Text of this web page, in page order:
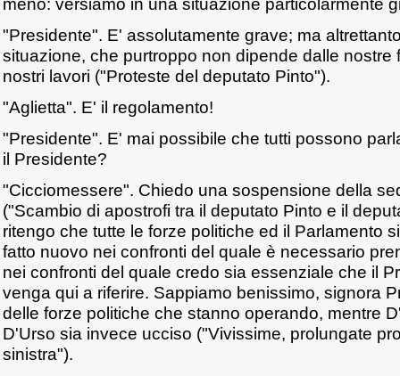
"Presidente". E' assolutamente grave; ma
situazione, che purtroppo non dipende dalle nostre
nostri lavori ("Proteste del deputato Pinto").
"Aglietta". E' il regolamento!
"Presidente". E' mai possibile che tutti possono
il Presidente?
"Cicciomessere". Chiedo una sospensione della
("Scambio di apostrofi tra il deputato Pinto e il
ritengo che tutte le forze politiche ed il Parlamento
fatto nuovo nei confronti del quale è necessario
nei confronti del quale credo sia essenziale che il
venga qui a riferire. Sappiamo benissimo, signora
delle forze politiche che stanno operando, mentre
D'Urso sia invece ucciso ("Vivissime, prolungate
sinistra").